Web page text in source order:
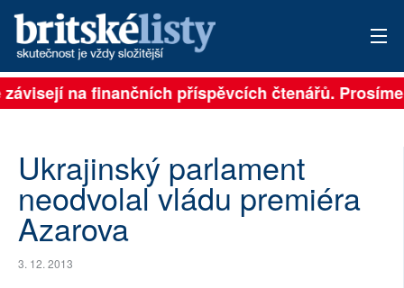
PŘIHLÁSIT
ARCHIV
ROZHOVORY
TÉMATA
na finančních příspěvcích čtenářů.
Ukrajinský parlament
neodvolal vládu premiéra
Azarova
3. 12. 2013